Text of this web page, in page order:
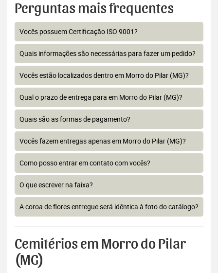
Perguntas mais frequentes
Vocês possuem Certificação ISO 9001?
Quais informações são necessárias para fazer um pedido?
Vocês estão localizados dentro em Morro do Pilar (MG)?
Qual o prazo de entrega para em Morro do Pilar (MG)?
Quais são as formas de pagamento?
Vocês fazem entregas apenas em Morro do Pilar (MG)?
Como posso entrar em contato com vocês?
O que escrever na faixa?
A coroa de flores entregue será idêntica à foto do catálogo?
Cemitérios em Morro do Pilar
(MG)